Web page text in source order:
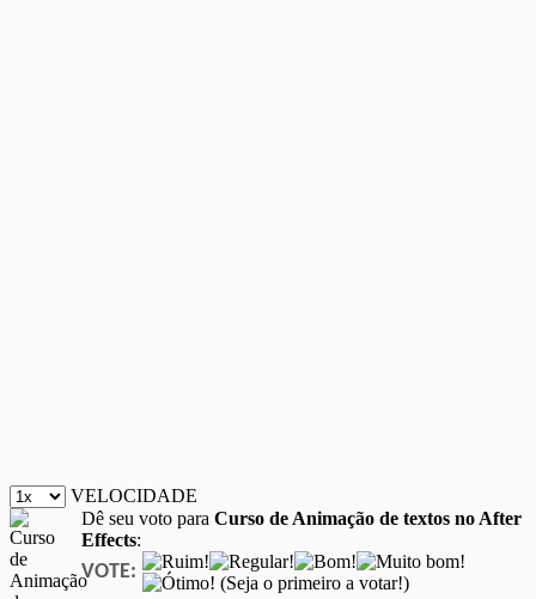
VELOCIDADE
Dê seu voto para Curso de Animação de textos no After
Effects:
VOTE:
(Seja o primeiro a votar!)